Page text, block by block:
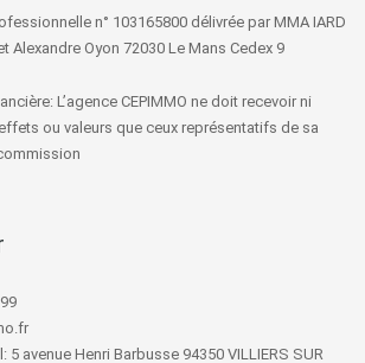
n° 103165800 délivrée par MMA IARD
Alexandre Oyon 72030 Le Mans Cedex 9
L’agence CEPIMMO ne doit recevoir ni
ou valeurs que ceux représentatifs de sa
avenue Henri Barbusse 94350 VILLIERS SUR